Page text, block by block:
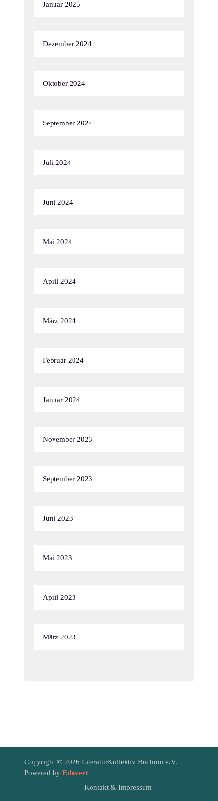
Januar 2025
Dezember 2024
Oktober 2024
September 2024
Juli 2024
Juni 2024
Mai 2024
April 2024
März 2024
Februar 2024
Januar 2024
November 2023
September 2023
Juni 2023
Mai 2023
April 2023
März 2023
Copyright © 2026 LiteraturKollektiv Bochum e.V. |
Powered by Eduvert
Kontakt & Impressum